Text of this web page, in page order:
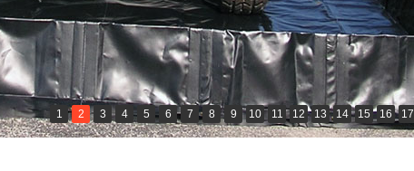
1 2 3 4 5 6 7 8 9 10 11 12 13 14 15 16 17